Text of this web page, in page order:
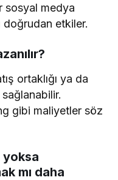
sosyal medya
doğrudan etkiler.
ortaklığı ya da
gibi maliyetler söz
yoksa
mı daha